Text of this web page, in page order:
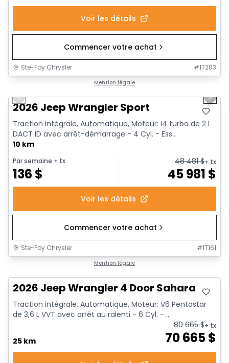
Voir les détails
Commencer votre achat
Ste-Foy Chrysler #1T203
Mention légale
Previous slide
Next
2026 Jeep Wrangler Sport
Traction intégrale, Automatique, Moteur: I4 turbo de 2 L
DACT ID avec arrêt-démarrage - 4 Cyl. - Ess...
10 km
Par semaine + tx
136 $
48 481$+ tx
45 981 $
Voir les détails
Commencer votre achat
Ste-Foy Chrysler #1T161
Mention légale
2026 Jeep Wrangler 4 Door Sahara
Traction intégrale, Automatique, Moteur: V6 Pentastar
de 3,6 L VVT avec arrêt au ralenti - 6 Cyl. - ...
25 km 70 665$
80 665$+ tx